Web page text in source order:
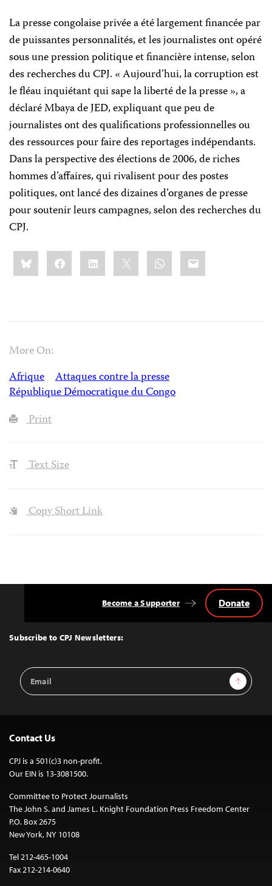
La presse congolaise privée a été largement financée par
de puissantes personnalités, et les journalistes ont opéré
sous une pression politique et financière intense, selon
des recherches du CPJ. « Aujourd’hui, la corruption est
le fléau inquiétant qui sape la liberté de la presse », a
déclaré Mbaya de JED, expliquant que peu de
journalistes ont des qualifications professionnelles ou
des ressources pour faire des reportages indépendants.
Dans la perspective des élections de 2006, de riches
hommes d’affaires, qui rivalisent pour des postes
politiques, ont lancé des dizaines d’organes de presse
pour soutenir leurs campagnes, selon des recherches du
CPJ.
Share
this:BlueskyFacebookLinkedIn WhatsApp
Email
More On:
Afrique
Attaques contre la presse
République Démocratique du Congo
Print
Text Size
Copy Short Link
Top
Subscribe to CPJ Newsletters:
Email
Address
Sign Up
Become a Supporter Donate
Contact Us
CPJ is a 501(c)3 non-profit.
Our EIN is 13-3081500.
Committee to Protect Journalists
The John S. and James L. Knight Foundation Press Freedom Center
P.O. Box 2675
New York, NY 10108
Tel 212-465-1004
Fax 212-214-0640